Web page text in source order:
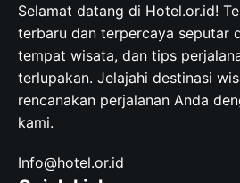
Selamat datang di Hotel.or.id!
terbaru dan terpercaya seputar
tempat wisata, dan tips
terlupakan. Jelajahi destinasi
rencanakan perjalanan Anda
kami.
Info@hotel.or.id